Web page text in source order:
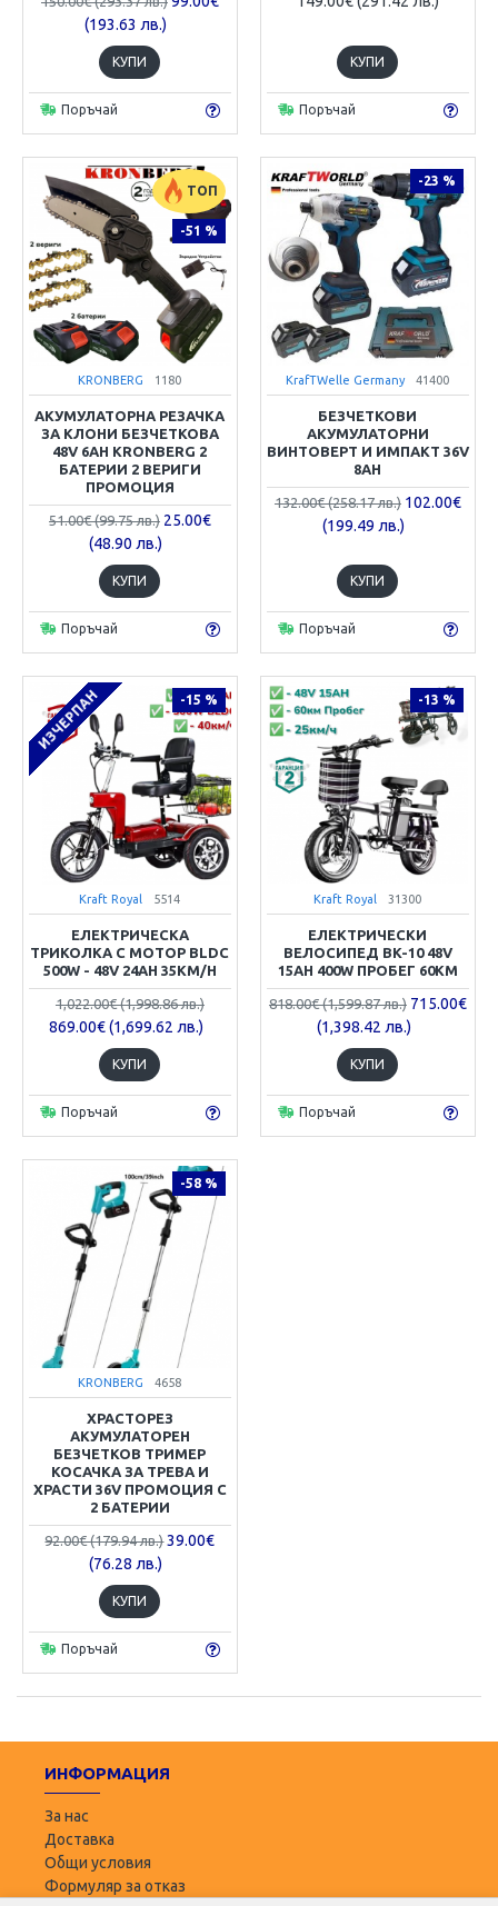
(193.63 лв.)
КУПИ
Поръчай
КУПИ
Поръчай
ТОП
-51 %
KRONBERG 1180
АКУМУЛАТОРНА РЕЗАЧКА
ЗА КЛОНИ БЕЗЧЕТКОВА
48V 6AH KRONBERG 2
БАТЕРИИ 2 ВЕРИГИ
ПРОМОЦИЯ
51.00€ (99.75 лв.) 25.00€
(48.90 лв.)
КУПИ
Поръчай
-23 %
KrafTWelle Germany 41400
БЕЗЧЕТКОВИ
АКУМУЛАТОРНИ
ВИНТОВЕРТ И ИМПАКТ 36V
8AH
132.00€ (258.17 лв.) 102.00€
(199.49 лв.)
КУПИ
Поръчай
-15 %
ИЗЧЕРПАН
Kraft Royal 5514
ЕЛЕКТРИЧЕСКА
ТРИКОЛКА С МОТОР BLDC
500W - 48V 24AH 35KM/H
1,022.00€ (1,998.86 лв.)
869.00€ (1,699.62 лв.)
КУПИ
Поръчай
-13 %
Kraft Royal 31300
ЕЛЕКТРИЧЕСКИ
ВЕЛОСИПЕД BK-10 48V
15AH 400W ПРОБЕГ 60КМ
818.00€ (1,599.87 лв.) 715.00€
(1,398.42 лв.)
КУПИ
Поръчай
-58 %
KRONBERG 4658
ХРАСТОРЕЗ
АКУМУЛАТОРЕН
БЕЗЧЕТКОВ ТРИМЕР
КОСАЧКА ЗА ТРЕВА И
ХРАСТИ 36V ПРОМОЦИЯ С
2 БАТЕРИИ
92.00€ (179.94 лв.) 39.00€
(76.28 лв.)
КУПИ
Поръчай
ИНФОРМАЦИЯ
За нас
Доставка
Общи условия
Формуляр за отказ